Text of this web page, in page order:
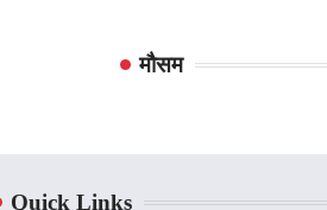
मौसम
Quick Links